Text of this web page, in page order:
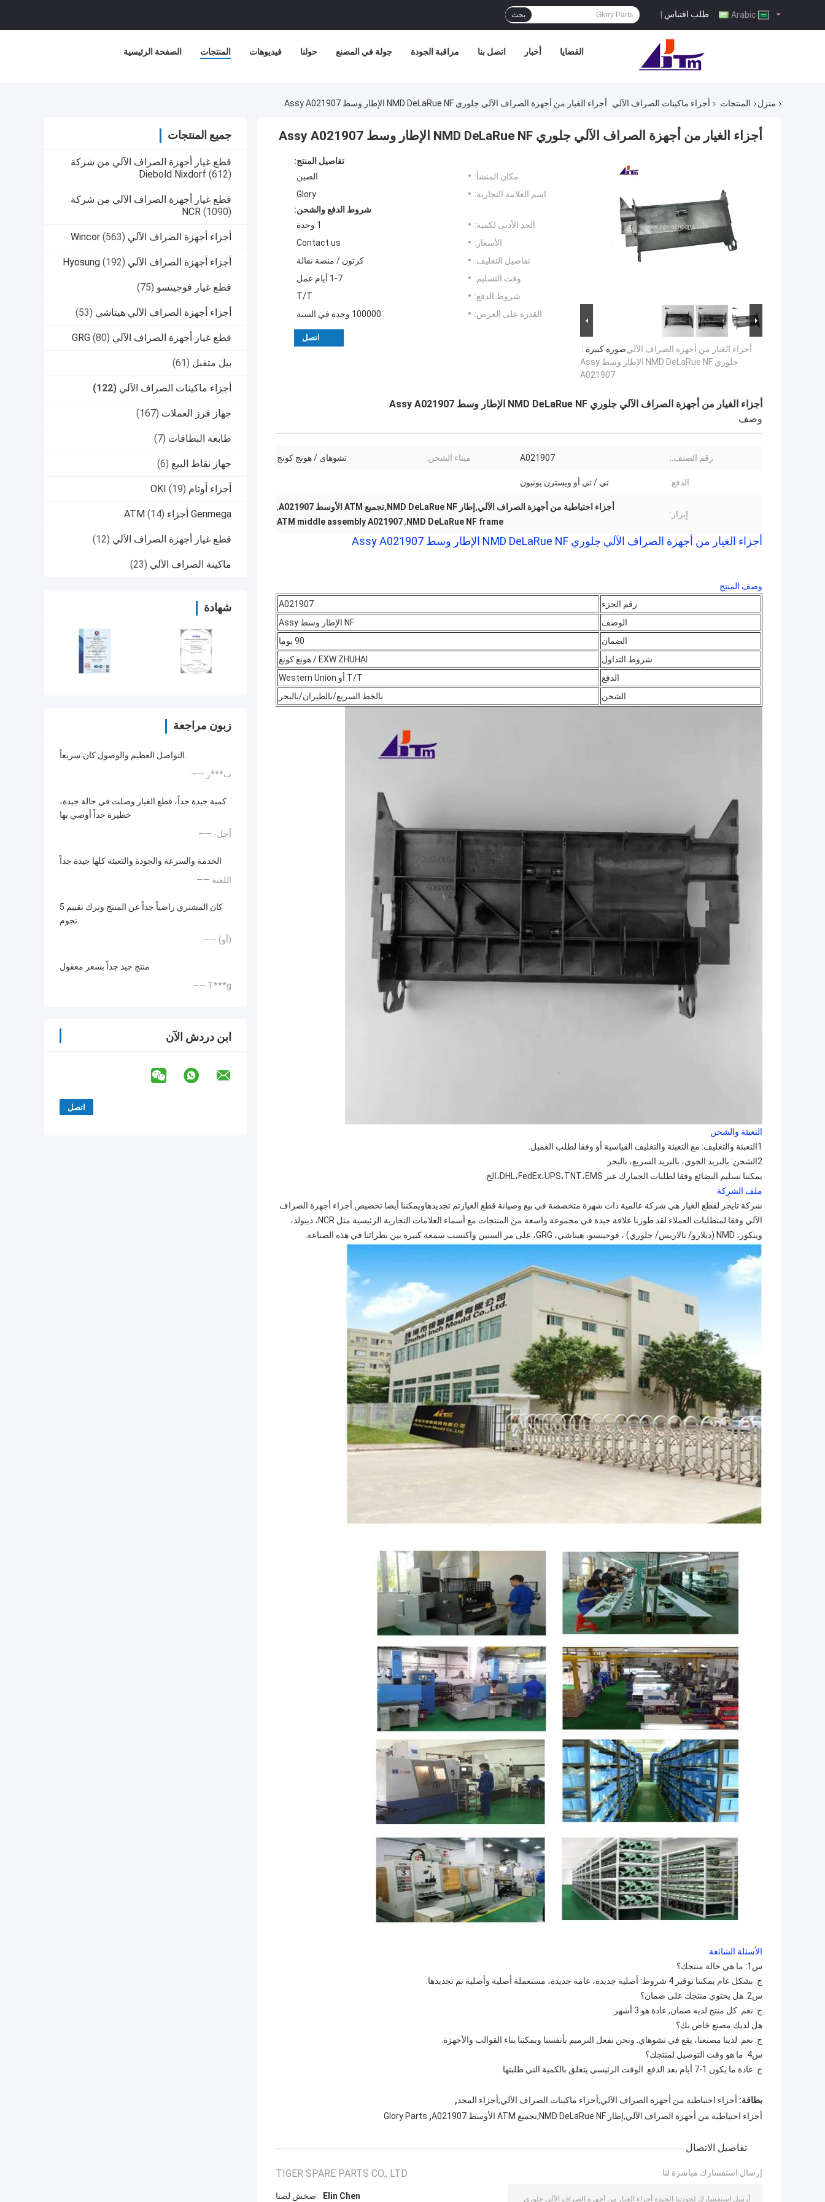
طلب اقتباس | بحث
الصفحة الرئيسية المنتجات فيديوهات حولنا جولة في المصنع مراقبة الجودة اتصل بنا أخبار القضايا
منزل المنتجات أجزاء ماكينات الصراف الآلي أجزاء الغيار من أجهزة الصراف الآلي جلوري NMD DeLaRue NF الإطار وسط Assy A021907
جميع المنتجات
قطع غيار أجهزة الصراف الآلي من شركة
Diebold Nixdorf (612)
قطع غيار أجهزة الصراف الآلي من شركة
NCR (1090)
أجزاء أجهزة الصراف الآلي Wincor (563)
أجزاء أجهزة الصراف الآلي Hyosung (192)
قطع غيار فوجيتسو (75)
أجزاء أجهزة الصراف الآلي هيتاشي (53)
قطع غيار أجهزة الصراف الآلي GRG (80)
بيل متقبل (61)
أجزاء ماكينات الصراف الآلي (122)
جهاز فرز العملات (167)
طابعة البطاقات (7)
جهاز نقاط البيع (6)
أجزاء أوتام OKI (19)
Genmega أجزاء ATM (14)
قطع غيار أجهزة الصراف الآلي (12)
ماكينة الصراف الآلي (23)
شهادة
زبون مراجعة
التواصل العظيم والوصول كان سريعاً.
—— ب***ز
كمية جيدة جداً، قطع الغيار وصلت في حالة جيدة،
خطيرة جداً أوصي بها
—— -أجل
الخدمة والسرعة والجودة والتعبئة كلها جيدة جداً
—— اللعنة
كان المشتري راضياً جداً عن المنتج وترك تقييم 5
نجوم.
—— (أو)
منتج جيد جداً بسعر معقول
—— T***g
ابن دردش الآن
أجزاء الغيار من أجهزة الصراف الآلي جلوري NMD DeLaRue NF الإطار وسط Assy A021907
صورة كبيرة :أجزاء الغيار من أجهزة الصراف الآلي
جلوري NMD DeLaRue NF الإطار وسط Assy
A021907
تفاصيل المنتج:
مكان المنشأ:
الصين
اسم العلامة التجارية:
Glory
شروط الدفع والشحن:
الحد الأدنى لكمية:
1 وحدة
الأسعار:
Contact us
تفاصيل التغليف:
كرتون / منصة نقالة
وقت التسليم:
1-7 أيام عمل
شروط الدفع:
T/T
القدرة على العرض:
100000 وحدة في السنة
اتصل
أجزاء الغيار من أجهزة الصراف الآلي جلوري NMD DeLaRue NF الإطار وسط Assy A021907
وصف
رقم الصنف.: A021907 ميناء الشحن: تشوهاى / هونج كونج
الدفع: تي / تي أو ويسترن يونيون
إبراز:
أجزاء احتياطية من أجهزة الصراف الآلي,إطار NMD DeLaRue NF,تجميع ATM الأوسط A021907
,
NMD DeLaRue NF frame
,
ATM middle assembly A021907
أجزاء الغيار من أجهزة الصراف الآلي جلوري NMD DeLaRue NF الإطار وسط Assy A021907
وصف المنتج
رقم الجزء
A021907
الوصف
NF الإطار وسط Assy
الضمان
90 يوما
شروط التداول
EXW ZHUHAI / هونغ كونغ
الدفع
T/T أو Western Union
الشحن
بالخط السريع/بالطيران/بالبحر
التعبئة والشحن
1التعبئة والتغليف: مع التعبئة والتغليف القياسية أو وفقا لطلب العميل.
2الشحن: بالبريد الجوي، بالبريد السريع، بالبحر
يمكننا تسليم البضائع وفقا لطلبات الجمارك عبر DHL،FedEx،UPS،TNT،EMS،الخ.
ملف الشركة
شركة تايجر لقطع الغيار هي شركة عالمية ذات شهرة متخصصة في بيع وصيانة قطع الغيارتم تجديدهاويمكننا أيضا تخصيص أجزاء أجهزة الصراف
الآلي وفقا لمتطلبات العملاء.لقد طورنا علاقة جيدة في مجموعة واسعة من المنتجات مع أسماء العلامات التجارية الرئيسية مثل NCR، ديبولد،
وينكور، NMD (ديلارو/ تالاريس/ جلوري) ، فوجيتسو، هيتاشي، GRG، على مر السنين واكتسب سمعة كبيرة بين نظرائنا في هذه الصناعة.
الأسئلة الشائعة
س1: ما هي حالة منتجك؟
ج: بشكل عام يمكننا توفير 4 شروط: أصلية جديدة، عامة جديدة، مستعملة أصلية وأصلية تم تجديدها.
س2: هل يحتوي منتجك على ضمان؟
ج: نعم. كل منتج لديه ضمان, عادة هو 3 أشهر.
هل لديك مصنع خاص بك؟
ج: نعم. لدينا مصنعنا، يقع في تشوهاي. ونحن نفعل الترميم بأنفسنا ويمكننا بناء القوالب والأجهزة.
س4: ما هو وقت التوصيل لمنتجك؟
ج: عادة ما يكون 1-7 أيام بعد الدفع. الوقت الرئيسي يتعلق بالكمية التي طلبتها.
بطاقة: أجزاء احتياطية من أجهزة الصراف الآلي,أجزاء ماكينات الصراف الآلي,أجزاء المجد,
أجزاء احتياطية من أجهزة الصراف الآلي,إطار NMD DeLaRue NF,تجميع ATM الأوسط A021907 ,
Glory Parts
تفاصيل الاتصال
TIGER SPARE PARTS CO., LTD
اتصل شخص: Elin Chen
إرسال استفسارك مباشرة لنا